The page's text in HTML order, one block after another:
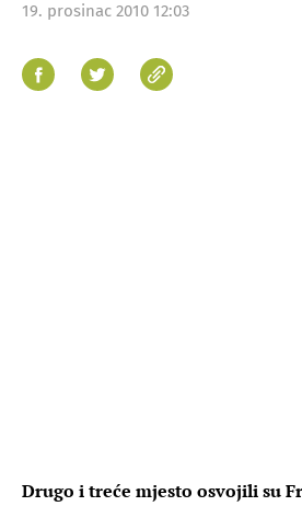
19. prosinac 2010 12:03
Drugo i treće mjesto osvojili su